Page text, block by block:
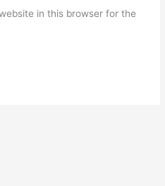
in this browser for the